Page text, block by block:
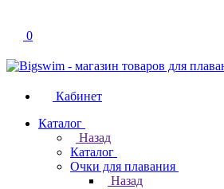
0
Кабинет
Каталог
Назад
Каталог
Очки для плавания
Назад